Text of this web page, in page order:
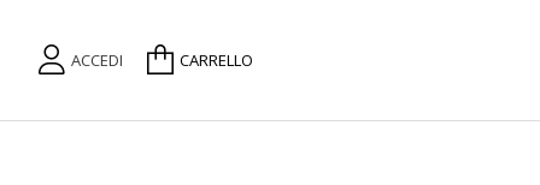
ACCEDI CARRELLO